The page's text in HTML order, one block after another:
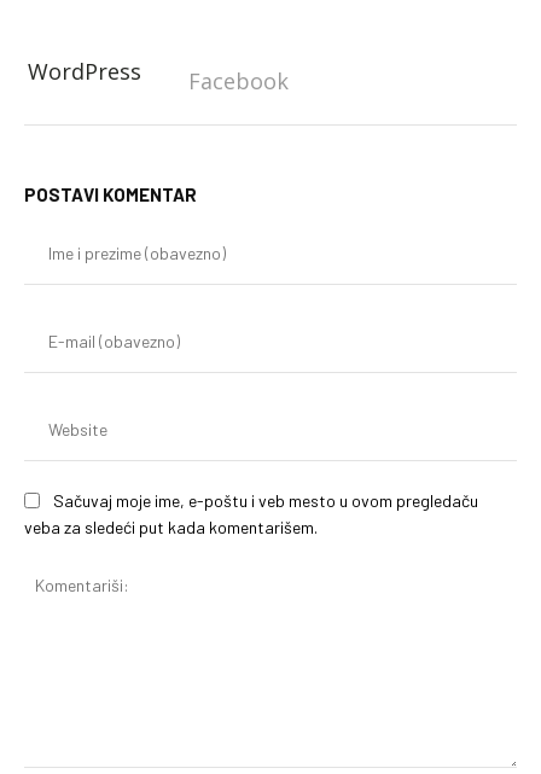
WordPress Facebook
POSTAVI KOMENTAR
Sačuvaj moje ime, e-poštu i veb mesto u ovom pregledaču
veba za sledeći put kada komentarišem.